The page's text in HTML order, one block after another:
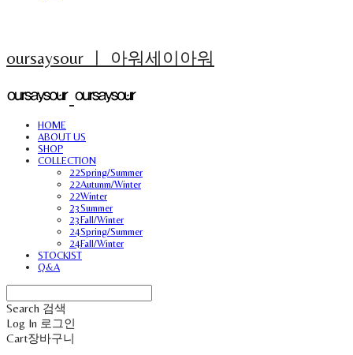
oursaysour ㅣ 아워세이아워
HOME
ABOUT US
SHOP
COLLECTION
22Spring/Summer
22Autunm/Winter
22Winter
23Summer
23Fall/Winter
24Spring/Summer
24Fall/Winter
STOCKIST
Q&A
Search 검색
Log In 로그인
Cart장바구니